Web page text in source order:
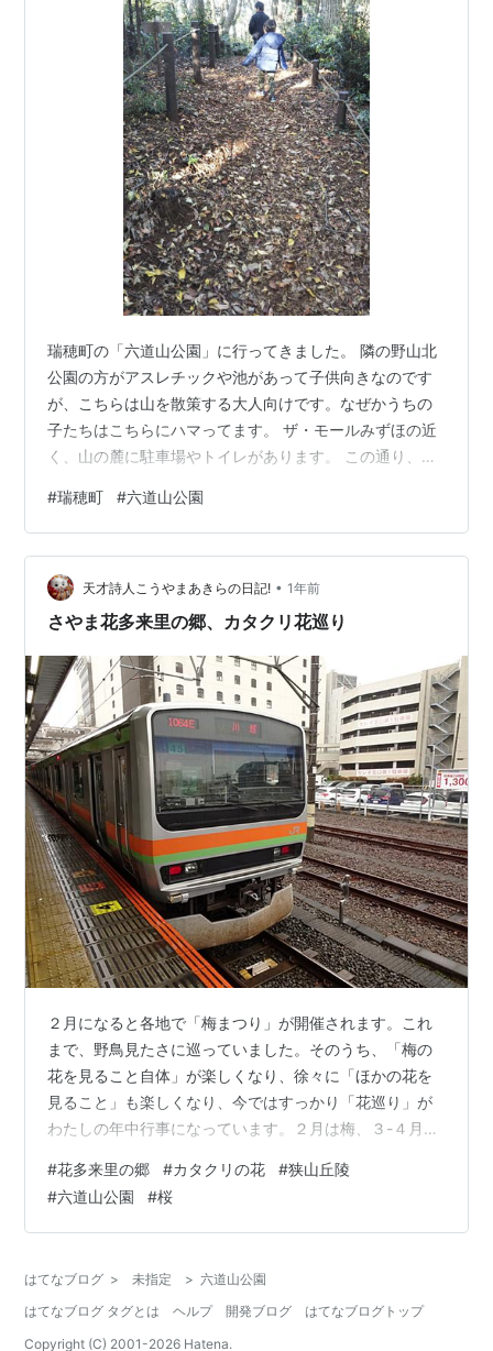
瑞穂町の「六道山公園」に行ってきました。 隣の野山北
公園の方がアスレチックや池があって子供向きなのです
が、こちらは山を散策する大人向けです。なぜかうちの
子たちはこちらにハマってます。 ザ・モールみずほの近
く、山の麓に駐車場やトイレがあります。 この通り、山
じさん、おばさんたちが「こんにちはー」と挨拶してく
れる感じは、こういうところならではで良いですね。 山
の頂上ですかね。三角点広場。 少し歩いて狭山懸橋広
場。天狗の話に興味津々。てか、鼻折られてかわいそう
(笑) 木のテーブルから生える謎の植物。葉の裏には何か
#瑞穂町 #六道山公園
天才詩人こうやまあきらの日記! • 1年前
さやま花多来里の郷、カタクリ花巡り
２月になると各地で「梅まつり」が開催されます。これ
まで、野鳥見たさに巡っていました。そのうち、「梅の
花を見ること自体」が楽しくなり、徐々に「ほかの花を
見ること」も楽しくなり、今ではすっかり「花巡り」が
わたしの年中行事になっています。２月は梅、３-４月は
リ・・・というように。そこで、これから増ます楽しく
なるように「花巡り」のカテゴリーを作ってみました。
３月４日の日記を読んでみてください。パワースポット
書いています。カタクリの花には心魅かれる美しさがあ
り、見頃になったら訪れたいと。３月も末になり、そ
ろ…
#花多来里の郷 #カタクリの花 #狭山丘陵
#六道山公園 #桜
はてなブログ > 未指定 > 六道山公園
はてなブログ タグとは
ヘルプ 開発ブログ
はてなブログトップ
Copyright (C) 2001-2026 Hatena.